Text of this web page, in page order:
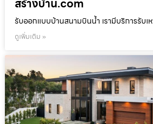
สร้างบ้าน.com
รับออกแบบบ้านสนามบินน้ำ เรามีบริการรับเห
ดูเพิ่มเติม »